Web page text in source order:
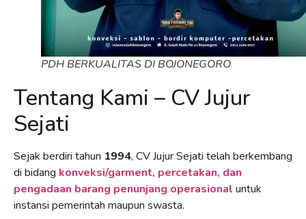
PDH BERKUALITAS DI BOJONEGORO
Tentang Kami – CV Jujur
Sejati
Sejak berdiri tahun 1994, CV Jujur Sejati telah berkembang
di bidang konveksi/garment, percetakan, dan
pengadaan barang penunjang operasional untuk
instansi pemerintah maupun swasta.